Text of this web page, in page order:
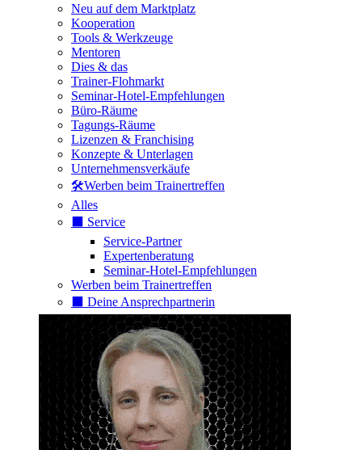
Neu auf dem Marktplatz
Kooperation
Tools & Werkzeuge
Mentoren
Dies & das
Trainer-Flohmarkt
Seminar-Hotel-Empfehlungen
Büro-Räume
Tagungs-Räume
Lizenzen & Franchising
Konzepte & Unterlagen
Unternehmensverkäufe
🛠️Werben beim Trainertreffen
Alles
⬛️ Service
Service-Partner
Expertenberatung
Seminar-Hotel-Empfehlungen
Werben beim Trainertreffen
⬛️ Deine Ansprechpartnerin